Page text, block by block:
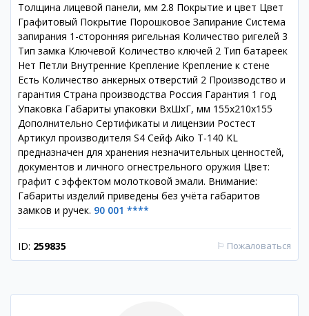
Толщина лицевой панели, мм 2.8 Покрытие и цвет Цвет
Графитовый Покрытие Порошковое Запирание Система
запирания 1-сторонняя ригельная Количество ригелей 3
Тип замка Ключевой Количество ключей 2 Тип батареек
Нет Петли Внутренние Крепление Крепление к стене
Есть Количество анкерных отверстий 2 Производство и
гарантия Страна производства Россия Гарантия 1 год
Упаковка Габариты упаковки ВхШхГ, мм 155х210х155
Дополнительно Сертификаты и лицензии Ростест
Артикул производителя S4 Сейф Aiko T-140 KL
предназначен для хранения незначительных ценностей,
документов и личного огнестрельного оружия Цвет:
графит с эффектом молотковой эмали. Внимание:
Габариты изделий приведены без учёта габаритов
замков и ручек. 90 001 ****
ID: 259835 ⚐ Пожаловаться